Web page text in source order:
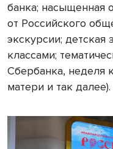
банка; насыщенная
от Российского
экскурсии; детская
классами;
Сбербанка, неделя
матери и так далее).